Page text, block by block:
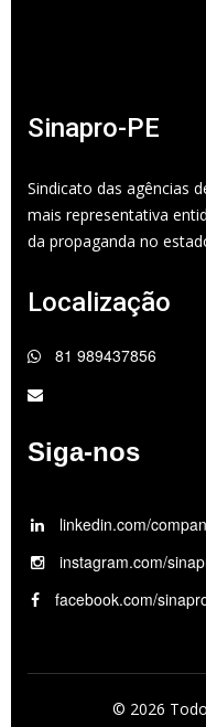
Sinapro-PE
Sindicato das agências
mais representativa
da propaganda no
Localização
81 989437856
Siga-nos
linkedin.com/
instagram.com/
facebook.com/
© 2026